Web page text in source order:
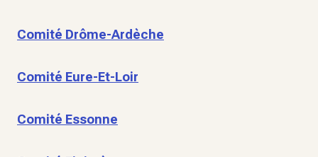
Comité Drôme-Ardèche
Comité Eure-Et-Loir
Comité Essonne